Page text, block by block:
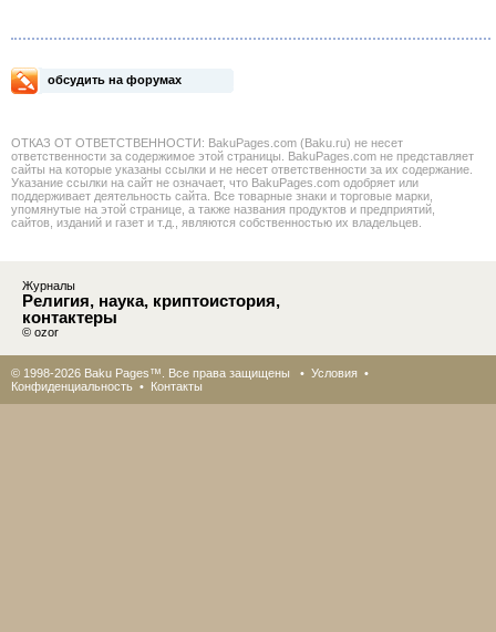
обсудить на форумах
ОТКАЗ ОТ ОТВЕТСТВЕННОСТИ: BakuPages.com (Baku.ru) не несет
ответственности за содержимое этой страницы. BakuPages.com не представляет
сайты на которые указаны ссылки и не несет ответственности за их содержание.
Указание ссылки на сайт не означает, что BakuPages.com одобряет или
поддерживает деятельность сайта. Все товарные знаки и торговые марки,
упомянутые на этой странице, а также названия продуктов и предприятий,
сайтов, изданий и газет и т.д., являются собственностью их владельцев.
Журналы
Религия, наука, криптоистория,
контактеры
© ozor
© 1998-2026 Baku Pages™. Все права защищены • Условия •
Конфиденциальность • Контакты